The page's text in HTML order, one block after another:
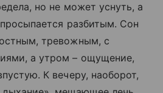
но не может уснуть, а
разбитым. Сон
тревожным, с
а утром – ощущение,
К вечеру, наоборот,